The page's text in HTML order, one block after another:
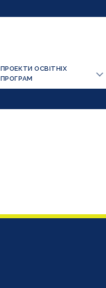
ПРОЕКТИ ОСВІТНІХ
ПРОГРАМ